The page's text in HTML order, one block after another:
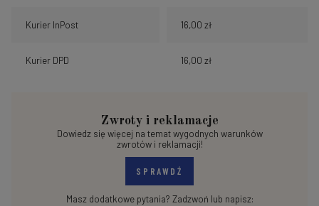
Kurier InPost 16,00 zł
Kurier DPD 16,00 zł
Zwroty i reklamacje
Dowiedz się więcej na temat wygodnych warunków
zwrotów i reklamacji!
SPRAWDŹ
Masz dodatkowe pytania? Zadzwoń lub napisz: